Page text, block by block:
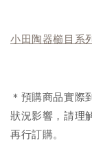
小田陶器櫛目系
＊預購商品實際
狀況影響，請理
再行訂購。